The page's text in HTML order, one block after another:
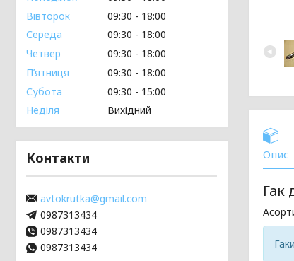
Опис
Гак
Вівторок
09:30
18:00
Середа
09:30
18:00
Четвер
09:30
18:00
Пʼятниця
09:30
18:00
Субота
09:30
15:00
Неділя
Вихідний
Контакти
avtokrutka@gmail.com
0987313434
0987313434
0987313434